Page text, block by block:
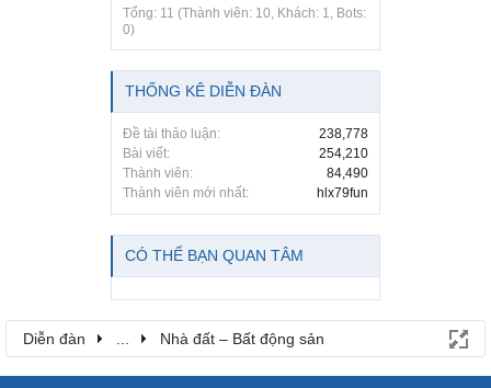
Tổng: 11 (Thành viên: 10, Khách: 1, Bots:
0)
THỐNG KÊ DIỄN ĐÀN
Đề tài thảo luận:
238,778
Bài viết:
254,210
Thành viên:
84,490
Thành viên mới nhất:
hlx79fun
CÓ THỂ BẠN QUAN TÂM
Diễn đàn Nhà đất – Bất động sản